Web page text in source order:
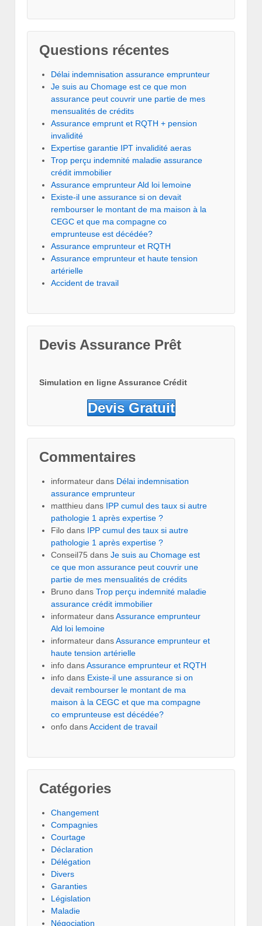
Questions récentes
Délai indemnisation assurance emprunteur
Je suis au Chomage est ce que mon
assurance peut couvrir une partie de mes
mensualités de crédits
Assurance emprunt et RQTH + pension
invalidité
Expertise garantie IPT invalidité aeras
Trop perçu indemnité maladie assurance
crédit immobilier
Assurance emprunteur Ald loi lemoine
Existe-il une assurance si on devait
rembourser le montant de ma maison à la
CEGC et que ma compagne co
emprunteuse est décédée?
Assurance emprunteur et RQTH
Assurance emprunteur et haute tension
artérielle
Accident de travail
Devis Assurance Prêt
Simulation en ligne Assurance Crédit
Devis Gratuit
Commentaires
informateur dans Délai indemnisation
assurance emprunteur
matthieu dans IPP cumul des taux si autre
pathologie 1 après expertise ?
Filo dans IPP cumul des taux si autre
pathologie 1 après expertise ?
Conseil75 dans Je suis au Chomage est
ce que mon assurance peut couvrir une
partie de mes mensualités de crédits
Bruno dans Trop perçu indemnité maladie
assurance crédit immobilier
informateur dansAssurance emprunteur
Ald loi lemoine
informateur dansAssurance emprunteur et
haute tension artérielle
info dansAssurance emprunteur et RQTH
info dans Existe-il une assurance si on
devait rembourser le montant de ma
maison à la CEGC et que ma compagne
co emprunteuse est décédée?
onfo dansAccident de travail
Catégories
Changement
Compagnies
Courtage
Déclaration
Délégation
Divers
Garanties
Législation
Maladie
Négociation